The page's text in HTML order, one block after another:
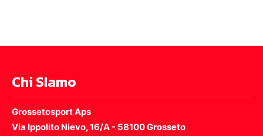
Chi SIamo
Grossetosport Aps
Via Ippolito Nievo, 16/A - 58100 Grosseto